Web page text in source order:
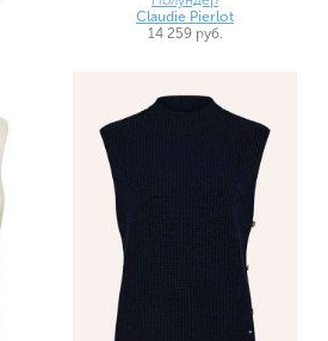
Claudie Pierlot
14 259 руб.